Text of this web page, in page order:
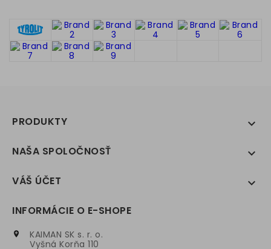
PRODUKTY 
NAŠA SPOLOČNOSŤ 
VÁŠ ÚČET 
INFORMÁCIE O E-SHOPE

KAIMAN SK s. r. o.
Vyšná Korňa 110